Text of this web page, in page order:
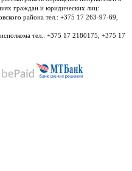
граждан и юридических лиц:
района тел.: +375 17 263-97-69,
тел.: +375 17 2180175, +375 17